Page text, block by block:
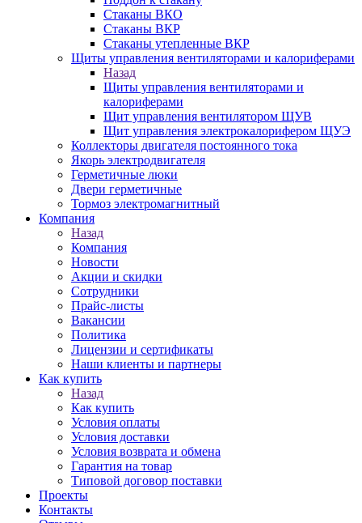
Стаканы ВКО
Стаканы ВКР
Стаканы утепленные ВКР
Щиты управления вентиляторами и калориферами
Назад
Щиты управления вентиляторами и
калориферами
Щит управления вентилятором ЩУВ
Щит управления электрокалорифером ЩУЭ
Коллекторы двигателя постоянного тока
Якорь электродвигателя
Герметичные люки
Двери герметичные
Тормоз электромагнитный
Компания
Назад
Компания
Новости
Акции и скидки
Сотрудники
Прайс-листы
Вакансии
Политика
Лицензии и сертификаты
Наши клиенты и партнеры
Как купить
Назад
Как купить
Условия оплаты
Условия доставки
Условия возврата и обмена
Гарантия на товар
Типовой договор поставки
Проекты
Контакты